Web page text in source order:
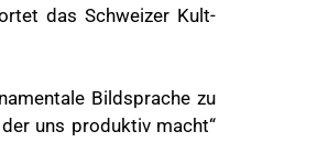
das Schweizer Kult-
Bildsprache zu
uns produktiv macht“